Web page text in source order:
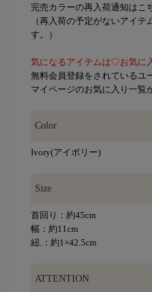
完売カラーの再入荷通知はこ
（再入荷の予定がないアイテ
す。）
気になるアイテムは♡お気に
無料会員登録をされているユ
マイページのお気に入り一覧
Color
Ivory(アイボリー)
Size
首回り：約45cm
幅：約11cm
紐.：約1×42.5cm
ATTENTION